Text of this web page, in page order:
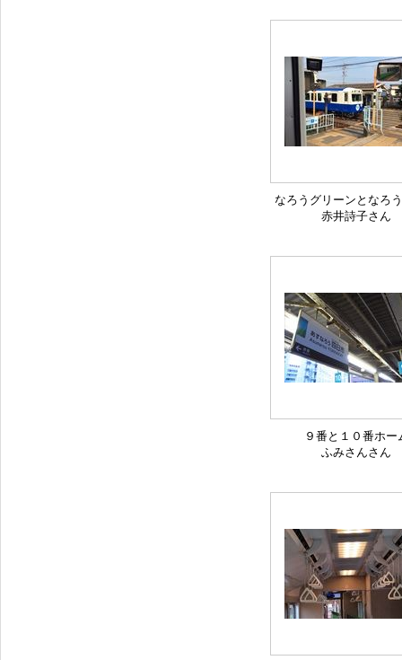
なろうグリーンとなろ
赤井詩子さん
９番と１０番ホー
ふみさんさん